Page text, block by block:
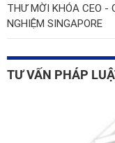
THƯ MỜI KHÓA CEO -
NGHIỆM SINGAPORE
TƯ VẤN PHÁP